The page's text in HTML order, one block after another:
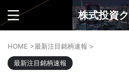
株式投資
HOME >最新注目銘柄速報 >
最新注目銘柄速報